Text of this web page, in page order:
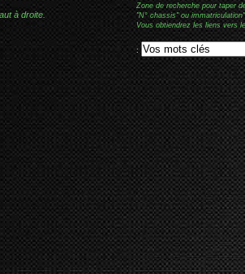
à droite.
Zone de recherche pour taper
"N° chassis" ou
Vous obtiendrez les liens vers
: